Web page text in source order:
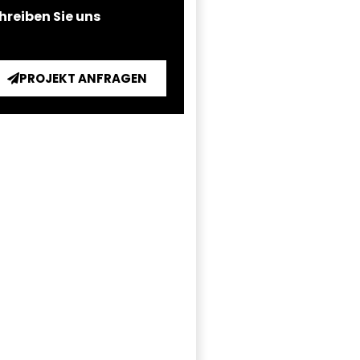
Sie uns
PROJEKT ANFRAGEN